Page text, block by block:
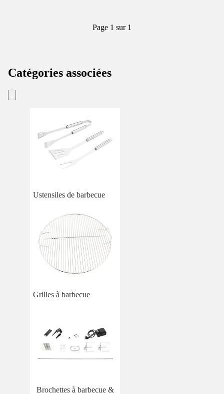
Page 1 sur 1
Catégories associées
Ustensiles de barbecue
Grilles à barbecue
Brochettes à barbecue &